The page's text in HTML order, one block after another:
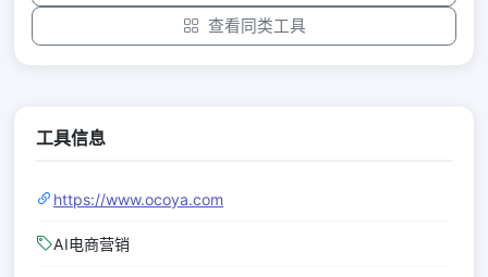
查看同类工具
工具信息
https://www.ocoya.com
AI电商营销